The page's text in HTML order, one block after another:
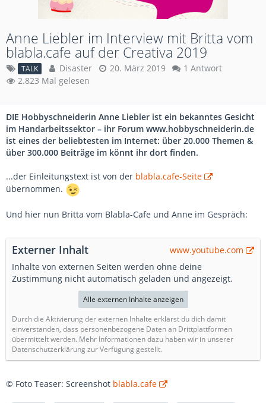
Anne Liebler im Interview mit Britta vom
blabla.cafe auf der Creativa 2019
TALK Disaster 20. März 2019
1 Antwort
2.823 Mal gelesen
DIE Hobbyschneiderin Anne Liebler ist ein bekanntes Gesicht
im Handarbeitssektor – ihr Forum www.hobbyschneiderin.de
ist eines der beliebtesten im Internet: über 20.000 Themen &
über 300.000 Beiträge im könnt ihr dort finden.
...der Einleitungstext ist von der blabla.cafe-Seite
übernommen.
Und hier nun Britta vom Blabla-Cafe und Anne im Gespräch:
Externer Inhalt
www.youtube.com
Inhalte von externen Seiten werden ohne deine
Zustimmung nicht automatisch geladen und angezeigt.
Alle externen Inhalte anzeigen
Durch die Aktivierung der externen Inhalte erklärst du dich damit
einverstanden, dass personenbezogene Daten an Drittplattformen
übermittelt werden. Mehr Informationen dazu haben wir in unserer
Datenschutzerklärung zur Verfügung gestellt.
© Foto Teaser: Screenshot blabla.cafe